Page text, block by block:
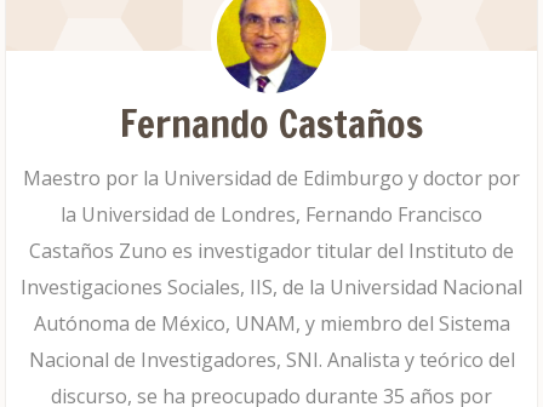
Fernando Castaños
Maestro por la Universidad de Edimburgo y doctor por
la Universidad de Londres, Fernando Francisco
Castaños Zuno es investigador titular del Instituto de
Investigaciones Sociales, IIS, de la Universidad Nacional
Autónoma de México, UNAM, y miembro del Sistema
Nacional de Investigadores, SNI. Analista y teórico del
discurso, se ha preocupado durante 35 años por